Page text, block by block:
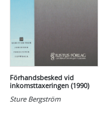
Förhandsbesked vid
inkomsttaxeringen (1990)
Sture Bergström